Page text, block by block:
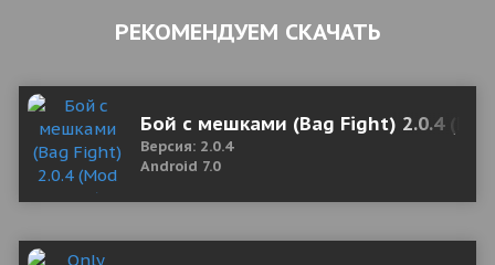
РЕКОМЕНДУЕМ СКАЧАТЬ
Бой с мешками (Bag Fight) 2.0.4
Версия: 2.0.4
Android 7.0